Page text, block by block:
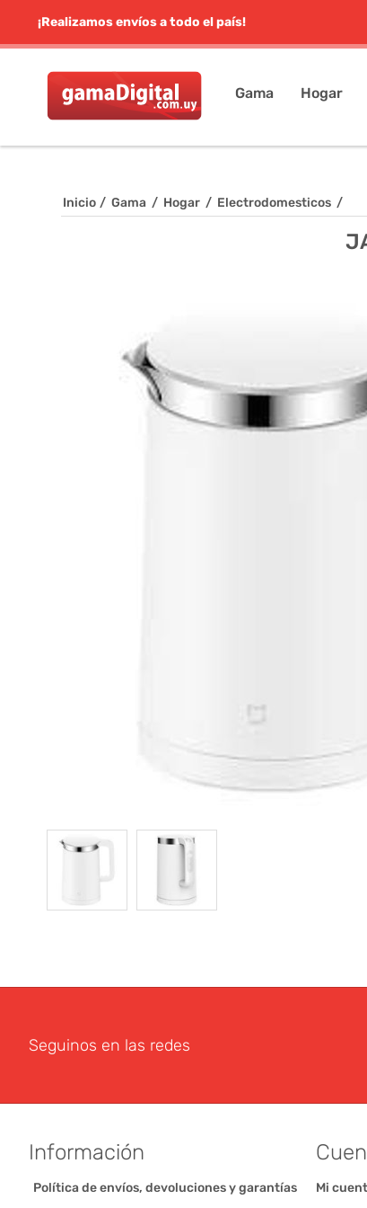
¡Realizamos envíos a todo el país!
Gama Hogar
Inicio / Gama / Hogar / Electrodomesticos /
Seguinos en las redes
Información
Política de envíos, devoluciones y garantías
Mi